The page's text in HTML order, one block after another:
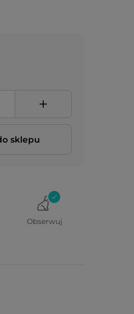
sklepu
Obserwuj